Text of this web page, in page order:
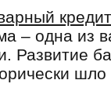
– одна из
Развитие